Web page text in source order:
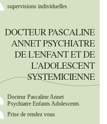
supervisions individuelles
DOCTEUR PASCALINE
ANNET PSYCHIATRE
DE L'ENFANT ET DE
L'ADOLESCENT
SYSTEMICIENNE
Docteur Pascaline Annet
Psychiatre Enfants Adolescents
Prise de rendez vous